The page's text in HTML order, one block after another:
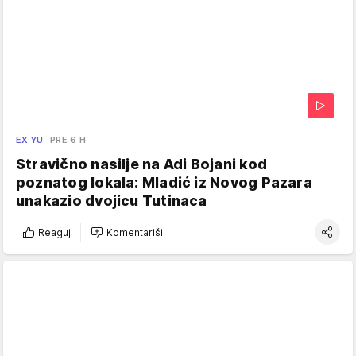
EX YU PRE 6 H
Stravično nasilje na Adi Bojani kod
poznatog lokala: Mladić iz Novog Pazara
unakazio dvojicu Tutinaca
Reaguj Komentariši